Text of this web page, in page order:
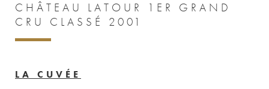
CHÂTEAU LATOUR 1ER GRAND
CRU CLASSÉ 2001
LA CUVÉE